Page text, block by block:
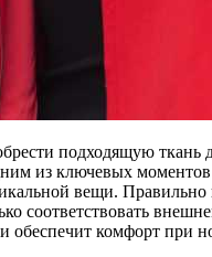
подходящую ткань
из ключевых
вещи. Правильно
соответствовать
обеспечит комфорт при